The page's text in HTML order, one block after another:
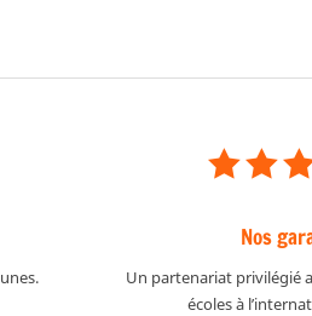
Nos
Un partenariat privilégié
écoles à